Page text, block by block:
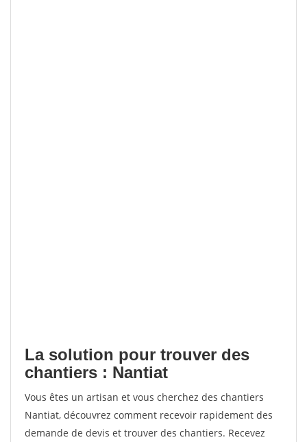
La solution pour trouver des
chantiers : Nantiat
Vous êtes un artisan et vous cherchez des chantiers
Nantiat, découvrez comment recevoir rapidement des
demande de devis et trouver des chantiers. Recevez